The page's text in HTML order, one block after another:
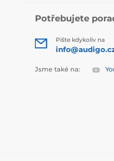
Potřebujete
Pište kdykoliv na
Jsme také na: